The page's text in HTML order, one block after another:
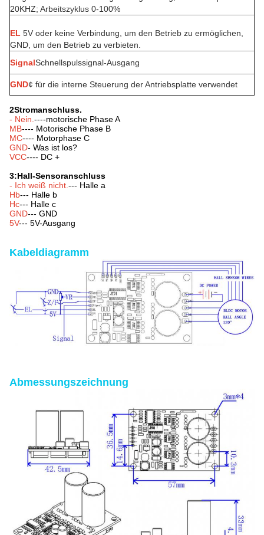
20KHZ; Arbeitszyklus 0-100%
EL 5V oder keine Verbindung, um den Betrieb zu ermöglichen,
GND, um den Betrieb zu verbieten.
SignalSchnellspulssignal-Ausgang
GND¢ für die interne Steuerung der Antriebsplatte verwendet
2Stromanschluss.
- Nein. ----motorische Phase A
MB---- Motorische Phase B
MC---- Motorphase C
GND- Was ist los?
VCC---- DC +
3:Hall-Sensoranschluss
- Ich weiß nicht. --- Halle a
Hb--- Halle b
Hc--- Halle c
GND--- GND
5V--- 5V-Ausgang
Kabeldiagramm
Abmessungszeichnung